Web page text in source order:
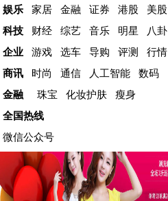
娱乐
家居 金融 证券 港股 美股
科技
财经 综艺 音乐 明星 八卦
企业
游戏 选车 导购 评测 行情
商讯
时尚 通信 人工智能
数码
金融
珠宝 化妆护肤
瘦身
全国热线
微信公众号